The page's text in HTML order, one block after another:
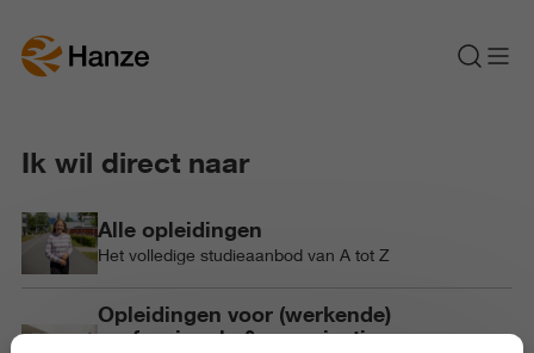
Ik wil direct naar
Alle opleidingen
Het volledige studieaanbod van A tot Z
Opleidingen voor (werkende)
professionals & organisaties